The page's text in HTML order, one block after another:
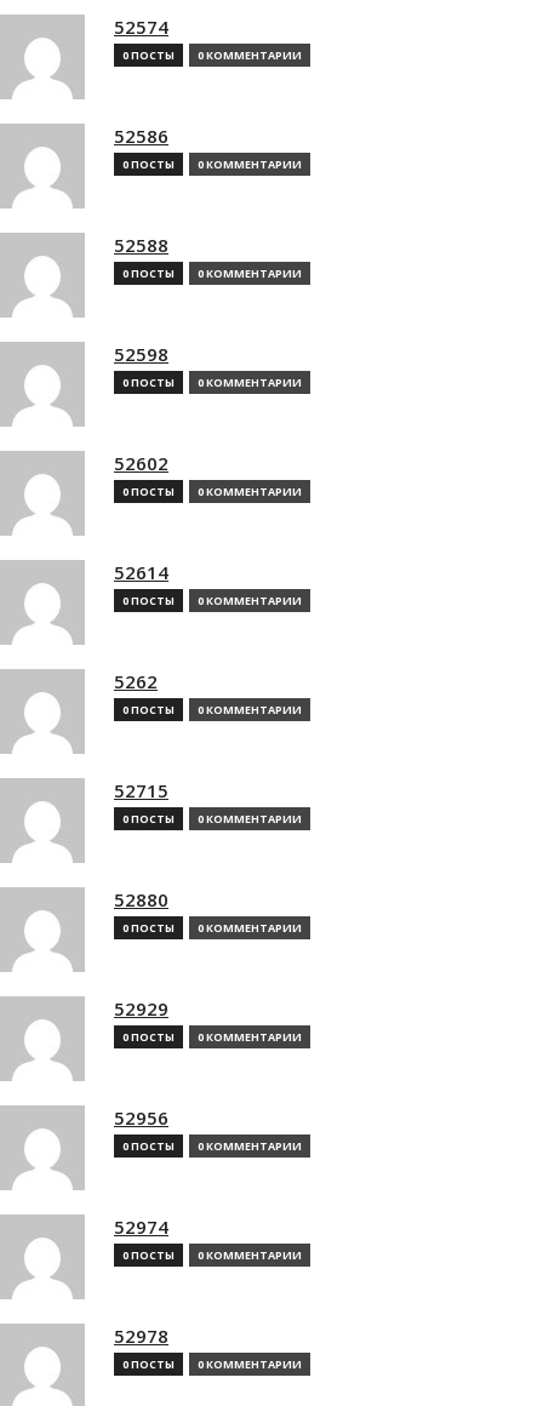
52574
0 ПОСТЫ 0 КОММЕНТАРИИ
52586
0 ПОСТЫ 0 КОММЕНТАРИИ
52588
0 ПОСТЫ 0 КОММЕНТАРИИ
52598
0 ПОСТЫ 0 КОММЕНТАРИИ
52602
0 ПОСТЫ 0 КОММЕНТАРИИ
52614
0 ПОСТЫ 0 КОММЕНТАРИИ
5262
0 ПОСТЫ 0 КОММЕНТАРИИ
52715
0 ПОСТЫ 0 КОММЕНТАРИИ
52880
0 ПОСТЫ 0 КОММЕНТАРИИ
52929
0 ПОСТЫ 0 КОММЕНТАРИИ
52956
0 ПОСТЫ 0 КОММЕНТАРИИ
52974
0 ПОСТЫ 0 КОММЕНТАРИИ
52978
0 ПОСТЫ 0 КОММЕНТАРИИ